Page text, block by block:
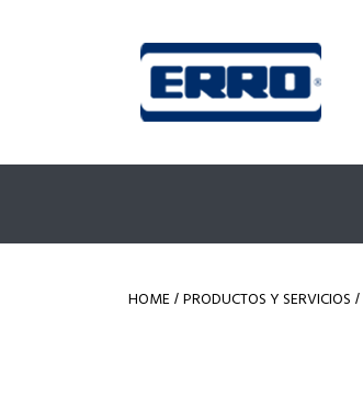
HOME / PRODUCTOS Y SERVICIOS /